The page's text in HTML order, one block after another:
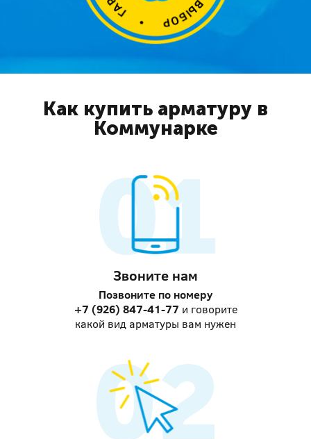
Как купить арматуру в
Коммунарке
Звоните нам
Позвоните по номеру
+7 (926) 847-41-77 и говорите
какой вид арматуры вам нужен